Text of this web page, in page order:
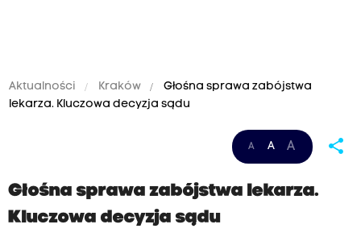
Aktualności Kraków
Głośna sprawa zabójstwa
lekarza. Kluczowa decyzja sądu
A A A share
Głośna sprawa zabójstwa lekarza.
Kluczowa decyzja sądu